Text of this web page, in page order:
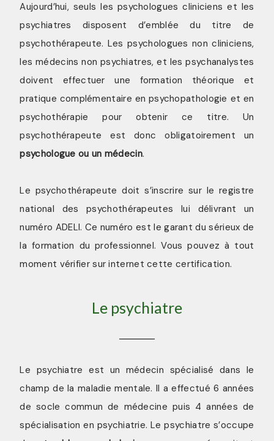
Aujourd’hui, seuls les psychologues cliniciens et les
psychiatres disposent d’emblée du titre de
psychothérapeute. Les psychologues non cliniciens,
les médecins non psychiatres, et les psychanalystes
doivent effectuer une formation théorique et
pratique complémentaire en psychopathologie et en
psychothérapie pour obtenir ce titre. Un
psychothérapeute est donc obligatoirement un
psychologue ou un médecin.
Le psychothérapeute doit s’inscrire sur le registre
national des psychothérapeutes lui délivrant un
numéro ADELI. Ce numéro est le garant du sérieux de
la formation du professionnel. Vous pouvez à tout
moment vérifier sur internet cette certification.
Le psychiatre
Le psychiatre est un médecin spécialisé dans le
champ de la maladie mentale. Il a effectué 6 années
de socle commun de médecine puis 4 années de
spécialisation en psychiatrie. Le psychiatre s’occupe